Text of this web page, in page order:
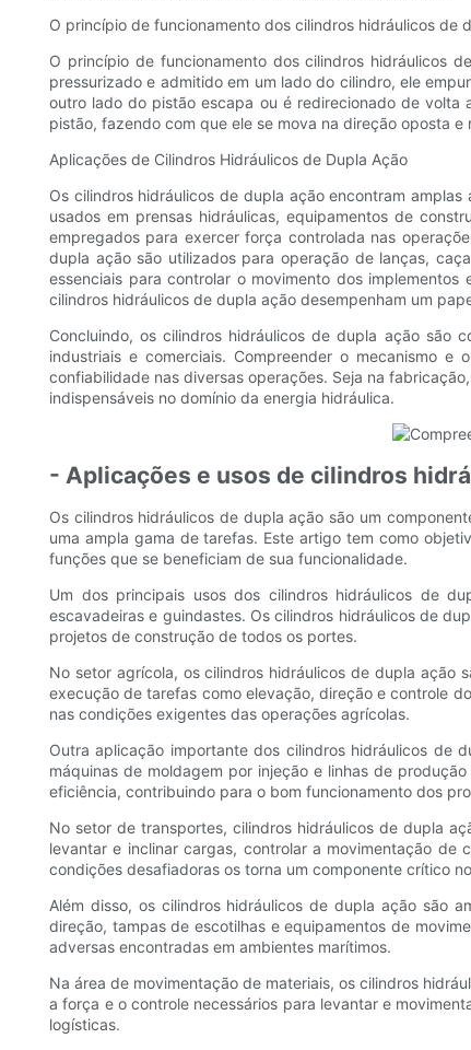
O princípio de funcionamento dos cilindros hidráulicos de
O princípio de funcionamento dos cilindros hidráulicos
pressurizado e admitido em um lado do cilindro, ele
outro lado do pistão escapa ou é redirecionado de
pistão, fazendo com que ele se mova na direção oposta e
Aplicações de Cilindros Hidráulicos de Dupla Ação
Os cilindros hidráulicos de dupla ação encontram
usados ​​em prensas hidráulicas, equipamentos de
empregados para exercer força controlada nas
dupla ação são utilizados para operação de lanças,
essenciais para controlar o movimento dos
cilindros hidráulicos de dupla ação desempenham um
Concluindo, os cilindros hidráulicos de dupla ação são
industriais e comerciais. Compreender o mecanismo
confiabilidade nas diversas operações. Seja na
indispensáveis ​​no domínio da energia hidráulica.
- Aplicações e usos de cilindros
Os cilindros hidráulicos de dupla ação são um
uma ampla gama de tarefas. Este artigo tem como
funções que se beneficiam de sua funcionalidade.
Um dos principais usos dos cilindros hidráulicos de
escavadeiras e guindastes. Os cilindros hidráulicos de
projetos de construção de todos os portes.
No setor agrícola, os cilindros hidráulicos de dupla ação
execução de tarefas como elevação, direção e controle
nas condições exigentes das operações agrícolas.
Outra aplicação importante dos cilindros hidráulicos de
máquinas de moldagem por injeção e linhas de
eficiência, contribuindo para o bom funcionamento dos
No setor de transportes, cilindros hidráulicos de dupla
levantar e inclinar cargas, controlar a movimentação
condições desafiadoras os torna um componente crítico
Além disso, os cilindros hidráulicos de dupla ação são
direção, tampas de escotilhas e equipamentos de
adversas encontradas em ambientes marítimos.
Na área de movimentação de materiais, os cilindros
a força e o controle necessários para levantar e
logísticas.